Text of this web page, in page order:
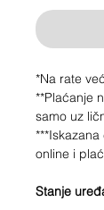
*Na rate
**Plaćanje
samo uz
online i
Stanje